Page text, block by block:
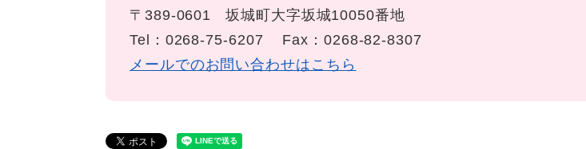
〒389-0601
坂城町大字坂城10050番地
Tel：0268-75-6207
Fax：0268-82-8307
メールでのお問い合わせはこちら